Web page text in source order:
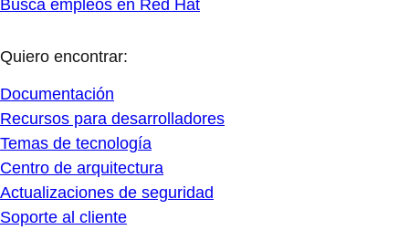
Busca empleos en Red Hat
Quiero encontrar:
Documentación
Recursos para desarrolladores
Temas de tecnología
Centro de arquitectura
Actualizaciones de seguridad
Soporte al cliente